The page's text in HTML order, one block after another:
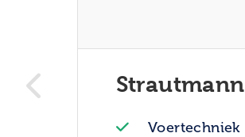
Strautmann
Voertechniek